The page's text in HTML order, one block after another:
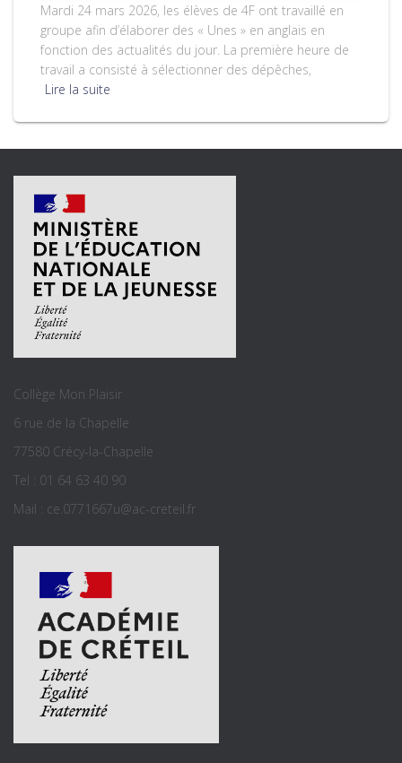
Mardi 24 mars 2026, les élèves de 4F ont travaillé en
groupe afin d’élaborer des « Unes » en anglais en
fonction des actualités du jour. La première heure de
travail a consisté à sélectionner des dépêches,
Lire la suite
Collège Mon Plaisir
6 rue de la Chapelle
77580 Crécy-la-Chapelle
Tel : 01 64 63 40 90
Mail : ce.0771667u@ac-creteil.fr